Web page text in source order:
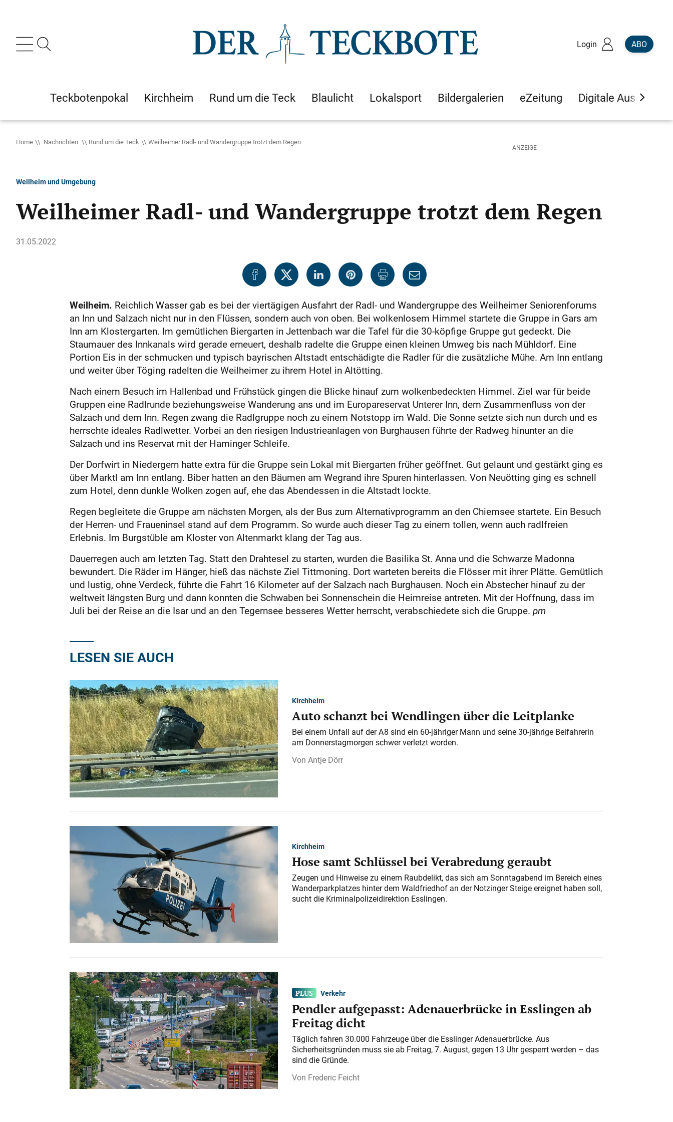
Login ABO
Teckbotenpokal Kirchheim Rund um die Teck Blaulicht Lokalsport Bildergalerien eZeitung Digitale Ausgaben
Home Nachrichten Rund um die Teck Weilheimer Radl- und Wandergruppe trotzt dem Regen
Weilheim und Umgebung
Weilheimer Radl- und Wandergruppe trotzt dem Regen
31.05.2022
Weilheim. Reichlich Wasser gab es bei der viertägigen Ausfahrt der Radl- und Wandergruppe des Weilheimer Seniorenforums
an Inn und Salzach nicht nur in den Flüssen, sondern auch von oben. Bei wolkenlosem Himmel startete die Gruppe in Gars am
Inn am Klos­tergarten. Im gemütlichen Biergarten in Jettenbach war die Tafel für die 30-köpfige Gruppe gut gedeckt. Die
Staumauer des Inn­kanals wird gerade erneuert, deshalb radelte die Gruppe einen kleinen Umweg bis nach Mühldorf. Eine
Portion Eis in der schmucken und typisch bayrischen Altstadt entschädigte die Radler für die zusätzliche Mühe. Am Inn entlang
und weiter über Töging radelten die Weilheimer zu ihrem Hotel in Altötting.
Nach einem Besuch im Hallenbad und Frühstück gingen die Blicke hinauf zum wolkenbedeckten Himmel. Ziel war für beide
Gruppen eine Radlrunde beziehungsweise Wanderung ans und im Europareservat Unterer Inn, dem Zusammenfluss von der
Salzach und dem Inn. Regen zwang die Radlgruppe noch zu einem Notstopp im Wald. Die Sonne setzte sich nun durch und es
herrschte ideales Radlwetter. Vorbei an den riesigen Industrieanlagen von Burghausen führte der Radweg hinunter an die
Salzach und ins Reservat mit der Haminger Schleife.
Der Dorfwirt in Niedergern hatte extra für die Gruppe sein Lokal mit Biergarten früher geöffnet. Gut gelaunt und gestärkt ging es
über Marktl am Inn entlang. Biber hatten an den Bäumen am Wegrand ihre Spuren hinterlassen. Von Neuötting ging es schnell
zum Hotel, denn dunkle Wolken zogen auf, ehe das Abendessen in die Altstadt lockte.
Regen begleitete die ­Gruppe am nächsten Morgen, als der Bus zum Alternativprogramm an den Chiemsee startete. Ein Besuch
der Herren- und Fraueninsel stand auf dem Programm. So wurde auch dieser Tag zu einem tollen, wenn auch radlfreien
Erlebnis. Im Burgstüble am Kloster von Altenmarkt klang der Tag aus.
Dauerregen auch am letzten Tag. Statt den Drahtesel zu starten, wurden die Basilika St. Anna und die Schwarze Madonna
bewundert. Die Räder im Hänger, hieß das nächste Ziel Tittmoning. Dort warteten bereits die Flösser mit ihrer Plätte. Gemütlich
und lustig, ohne Verdeck, führte die Fahrt 16 Kilometer auf der Salzach nach Burghausen. Noch ein Abstecher hinauf zu der
weltweit längs­ten Burg und dann konnten die Schwaben bei Sonnenschein die Heimreise antreten. Mit der Hoffnung, dass im
Juli bei der Reise an die Isar und an den Tegernsee besseres Wetter herrscht, verabschiedete sich die Gruppe. pm
LESEN SIE AUCH
Kirchheim
Auto schanzt bei Wendlingen über die Leitplanke
Bei einem Unfall auf der A 8 sind ein 60-jähriger Mann und seine 30-jährige Beifahrerin
am Donnerstagmorgen schwer verletzt worden.
Antje Dörr
Kirchheim
Hose samt Schlüssel bei Verabredung geraubt
Zeugen und Hinweise zu einem Raubdelikt, das sich am Sonntagabend im Bereich eines
Wanderparkplatzes hinter dem Waldfriedhof an der Notzinger Steige ereignet haben soll,
sucht die Kriminalpolizeidirektion Esslingen.
Verkehr
Pendler aufgepasst: Adenauerbrücke in Esslingen ab
Freitag dicht
Täglich fahren 30.000 Fahrzeuge über die Esslinger Adenauerbrücke. Aus
Sicherheitsgründen muss sie ab Freitag, 7. August, gegen 13 Uhr gesperrt werden – das
sind die Gründe.
Frederic Feicht